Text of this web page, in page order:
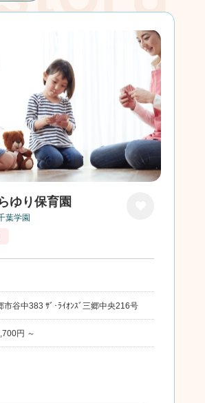
ゆり保育園
葉学園
市谷中383 ｻﾞ･ﾗｲｵﾝｽﾞ三郷中央216号
円 ～